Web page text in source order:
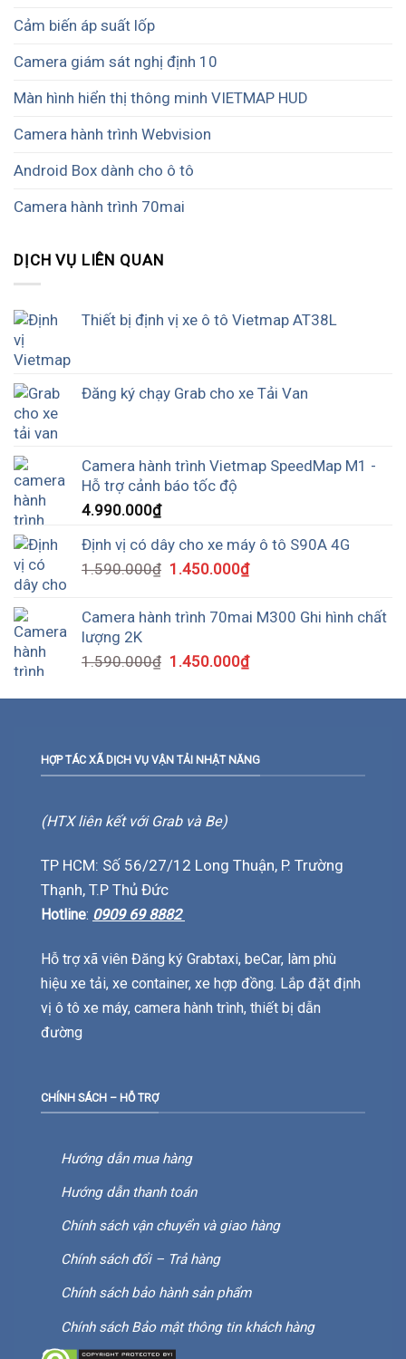
Cảm biến áp suất lốp
Camera giám sát nghị định 10
Màn hình hiển thị thông minh VIETMAP HUD
Camera hành trình Webvision
Android Box dành cho ô tô
Camera hành trình 70mai
DỊCH VỤ LIÊN QUAN
Thiết bị định vị xe ô tô Vietmap AT38L
Đăng ký chạy Grab cho xe Tải Van
Camera hành trình Vietmap SpeedMap M1 -
Hỗ trợ cảnh báo tốc độ
4.990.000₫
Định vị có dây cho xe máy ô tô S90A 4G
1.590.000₫ 1.450.000₫
Camera hành trình 70mai M300 Ghi hình chất
lượng 2K
1.590.000₫ 1.450.000₫
HỢP TÁC XÃ DỊCH VỤ VẬN TẢI NHẬT NĂNG
(HTX liên kết với Grab và Be)
TP HCM: Số 56/27/12 Long Thuận, P. Trường
Thạnh, T.P Thủ Đức
Hotline: 0909 69 8882
Hỗ trợ xã viên Đăng ký Grabtaxi, beCar, làm phù
hiệu xe tải, xe container, xe hợp đồng. Lắp đặt định
vị ô tô xe máy, camera hành trình, thiết bị dẫn
đường
CHÍNH SÁCH – HỖ TRỢ
Hướng dẫn mua hàng
Hướng dẫn thanh toán
Chính sách vận chuyển và giao hàng
Chính sách đổi – Trả hàng
Chính sách bảo hành sản phẩm
Chính sách Bảo mật thông tin khách hàng